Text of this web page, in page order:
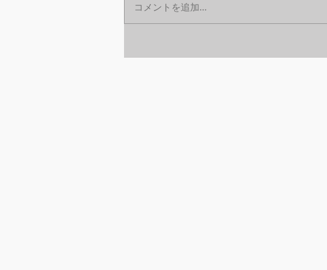
コメントを追加…